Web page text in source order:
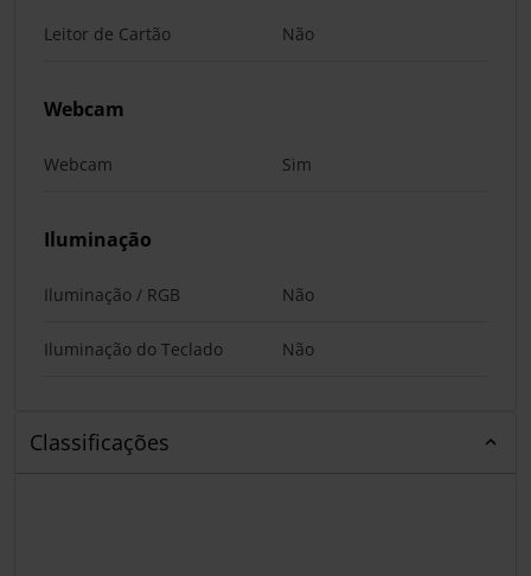
Leitor de Cartão Não
Webcam
Webcam Sim
Iluminação
Iluminação / RGB Não
Iluminação do Teclado Não
Classificações